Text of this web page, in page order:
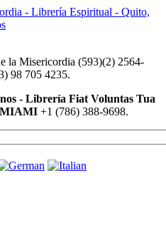
(593)(2) 2564-
98 705 4235.
MIAMI +1 (786) 388-9698.